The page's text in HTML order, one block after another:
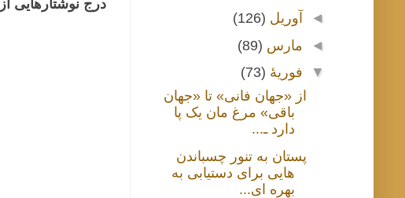
درج نوشتارهایی
◄
آوریل (126)
◄ مارس (89)
▼ فوریهٔ (73)
از «جهان فانی» تا «جهان
باقی» مرغ مان یک پا
دارد ـ...
پستان به تنور چسباندن
هایی برای دستیابی به
بهره ای...